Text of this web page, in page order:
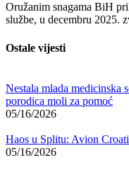
Oružanim snagama BiH
službe, u decembru 2025.
Ostale vijesti
Nestala mlada medicinska
porodica moli za pomoć
05/16/2026
Haos u Splitu: Avion
05/16/2026